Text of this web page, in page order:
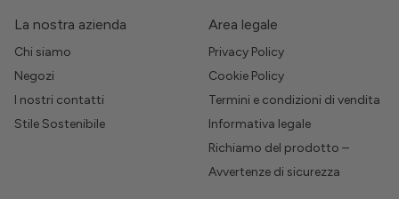
La nostra azienda
Chi siamo
Negozi
I nostri contatti
Stile Sostenibile
Area legale
Privacy Policy
Cookie Policy
Termini e condizioni di vendita
Informativa legale
Richiamo del prodotto –
Avvertenze di sicurezza